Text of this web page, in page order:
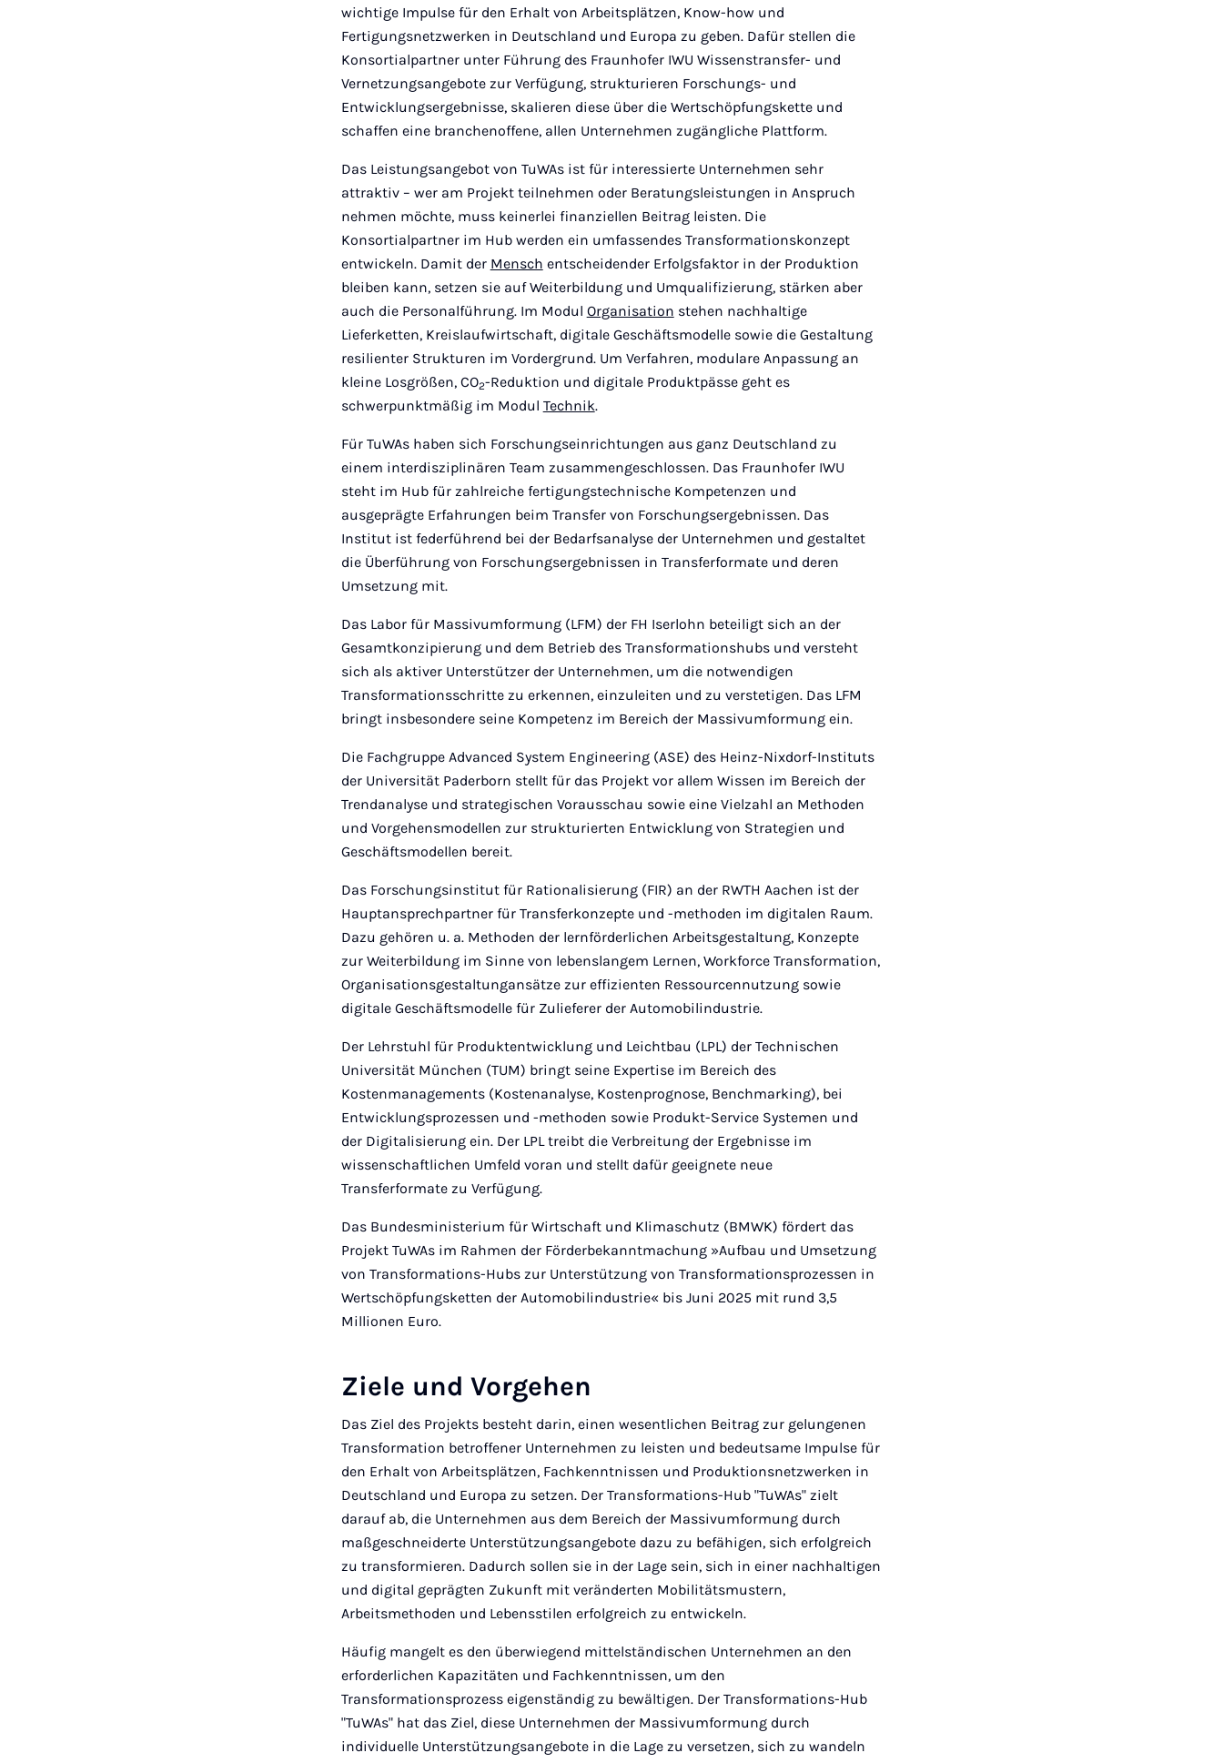
wichtige Impulse für den Erhalt von Arbeitsplätzen, Know-how und
Fertigungsnetzwerken in Deutschland und Europa zu geben. Dafür stellen die
Konsortialpartner unter Führung des Fraunhofer IWU Wissenstransfer- und
Vernetzungsangebote zur Verfügung, strukturieren Forschungs- und
Entwicklungsergebnisse, skalieren diese über die Wertschöpfungskette und
schaffen eine branchenoffene, allen Unternehmen zugängliche Plattform.
Das Leistungsangebot von TuWAs ist für interessierte Unternehmen sehr
attraktiv – wer am Projekt teilnehmen oder Beratungsleistungen in Anspruch
nehmen möchte, muss keinerlei finanziellen Beitrag leisten. Die
Konsortialpartner im Hub werden ein umfassendes Transformationskonzept
entwickeln. Damit der Mensch entscheidender Erfolgsfaktor in der Produktion
bleiben kann, setzen sie auf Weiterbildung und Umqualifizierung, stärken aber
auch die Personalführung. Im Modul Organisation stehen nachhaltige
Lieferketten, Kreislaufwirtschaft, digitale Geschäftsmodelle sowie die Gestaltung
resilienter Strukturen im Vordergrund. Um Verfahren, modulare Anpassung an
kleine Losgrößen, CO2-Reduktion und digitale Produktpässe geht es
schwerpunktmäßig im Modul Technik.
Für TuWAs haben sich Forschungseinrichtungen aus ganz Deutschland zu
einem interdisziplinären Team zusammengeschlossen. Das Fraunhofer IWU
steht im Hub für zahlreiche fertigungstechnische Kompetenzen und
ausgeprägte Erfahrungen beim Transfer von Forschungsergebnissen. Das
Institut ist federführend bei der Bedarfsanalyse der Unternehmen und gestaltet
die Überführung von Forschungsergebnissen in Transferformate und deren
Umsetzung mit.
Das Labor für Massivumformung (LFM) der FH Iserlohn beteiligt sich an der
Gesamtkonzipierung und dem Betrieb des Transformationshubs und versteht
sich als aktiver Unterstützer der Unternehmen, um die notwendigen
Transformationsschritte zu erkennen, einzuleiten und zu verstetigen. Das LFM
bringt insbesondere seine Kompetenz im Bereich der Massivumformung ein.
Die Fachgruppe Advanced System Engineering (ASE) des Heinz-Nixdorf-Instituts
der Universität Paderborn stellt für das Projekt vor allem Wissen im Bereich der
Trendanalyse und strategischen Vorausschau sowie eine Vielzahl an Methoden
und Vorgehensmodellen zur strukturierten Entwicklung von Strategien und
Geschäftsmodellen bereit.
Das Forschungsinstitut für Rationalisierung (FIR) an der RWTH Aachen ist der
Hauptansprechpartner für Transferkonzepte und -methoden im digitalen Raum.
Dazu gehören u. a. Methoden der lernförderlichen Arbeitsgestaltung, Konzepte
zur Weiterbildung im Sinne von lebenslangem Lernen, Workforce Transformation,
Organisationsgestaltungansätze zur effizienten Ressourcennutzung sowie
digitale Geschäftsmodelle für Zulieferer der Automobilindustrie.
Der Lehrstuhl für Produktentwicklung und Leichtbau (LPL) der Technischen
Universität München (TUM) bringt seine Expertise im Bereich des
Kostenmanagements (Kostenanalyse, Kostenprognose, Benchmarking), bei
Entwicklungsprozessen und -methoden sowie Produkt-Service Systemen und
der Digitalisierung ein. Der LPL treibt die Verbreitung der Ergebnisse im
wissenschaftlichen Umfeld voran und stellt dafür geeignete neue
Transferformate zu Verfügung.
Das Bundesministerium für Wirtschaft und Klimaschutz (BMWK) fördert das
Projekt TuWAs im Rahmen der Förderbekanntmachung »Aufbau und Umsetzung
von Transformations-Hubs zur Unterstützung von Transformationsprozessen in
Wertschöpfungsketten der Automobilindustrie« bis Juni 2025 mit rund 3,5
Millionen Euro.
Ziele und Vorgehen
Das Ziel des Projekts besteht darin, einen wesentlichen Beitrag zur gelungenen
Transformation betroffener Unternehmen zu leisten und bedeutsame Impulse für
den Erhalt von Arbeitsplätzen, Fachkenntnissen und Produktionsnetzwerken in
Deutschland und Europa zu setzen. Der Transformations-Hub "TuWAs" zielt
darauf ab, die Unternehmen aus dem Bereich der Massivumformung durch
maßgeschneiderte Unterstützungsangebote dazu zu befähigen, sich erfolgreich
zu transformieren. Dadurch sollen sie in der Lage sein, sich in einer nachhaltigen
und digital geprägten Zukunft mit veränderten Mobilitätsmustern,
Arbeitsmethoden und Lebensstilen erfolgreich zu entwickeln.
Häufig mangelt es den überwiegend mittelständischen Unternehmen an den
erforderlichen Kapazitäten und Fachkenntnissen, um den
Transformationsprozess eigenständig zu bewältigen. Der Transformations-Hub
"TuWAs" hat das Ziel, diese Unternehmen der Massivumformung durch
individuelle Unterstützungsangebote in die Lage zu versetzen, sich zu wandeln